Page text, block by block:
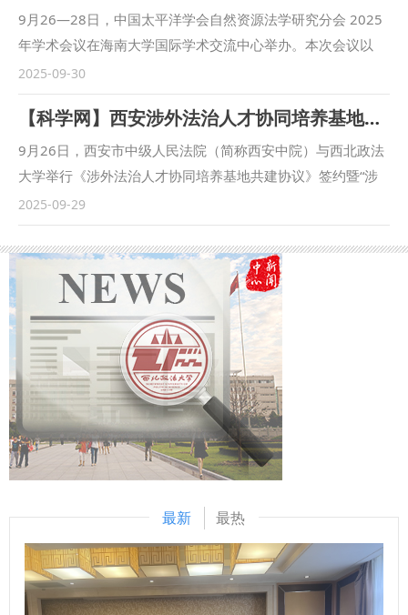
委员会专职委员张曼慧与西北政法大学副校长张荣刚签署《涉
外法治人才协同培养基地共建协议》（简称《协议》）。 西
安中院党组书记、院长赵雷首先致辞。他指出，西安作为“一
带一路”重要节点城市，成为内陆型对外开放的新前沿，涉外
司法审判工作面临新任务新要求。西安法院必须紧扣以审判工
作现代化支撑和服务中国式现代化的时代课题，立足全国大
局，树立世界眼光，打开国际视野，为推动“一带一路”国际商
培养事关司法审判的国际形象，事关国家法治软实力的构建，
是涉外司法审判的基础性工程，西安中院和西北政法大学再次
院校携手、深化合作，加大涉外领域高层次法治人才培养力
度，进一步拓宽涉外法治人才培养路径，为涉外司法审判事业
源源不断注入动能，努力搭建法学理论与司法实务深度融合的
调研平台，加强人才互动交流，在全国法院涉外审判人才的大
队伍中凸显西安法院的地位作用，在服务高水平对外开放的新
征程上奋力谱写涉外司法审判勇争一流、走在前列的新篇章。
西北政法大学党委副书记、校长范九利在致辞中表示，陕西作
为古丝绸之路起点和“一带一路”核心枢纽，在国家开放与法治
地，将以此次签约为新起点，依托高校的学术积淀和西安中院
的司法实践沃土，紧扣陕西开放型经济和“一带一路”建设需
求，优势互补，深度融合，积极推行“法官+学者”双导师制，
在创新培养模式、强化实践教学、加强师资共建、深化理论研
9月26—28日，中国太平洋学会自然资源法学研究分会 2025
年学术会议在海南大学国际学术交流中心举办。本次会议以
“中国式现代化背景下海洋资源开发利用和保护法治建设” 为主
题，汇聚全国多所高校、科研机构的专家学者，共同探讨海洋
资源法治领域的前沿问题与发展路径。我校国际法学院（国际
仲裁学院）潘俊武教授在会议期间当选第二届中国太平洋学会
自然资源法学研究分会的副会长，并受邀作主旨发言。同时，
国际法学院（国际仲裁学院）王阳博士和蒋围博士当选为研究
分会理事。 在主旨演讲环节，潘俊武教授作为特邀发言人，
围绕黄岩岛自然保护区配套规章制度构建的议题提出了有关立
法建议。研讨会共分三个议题，分别为“海洋资源开发利用的
法治保障”“海洋生态环境保护的理论与实践”和“全球海洋治理
与合作的法律问题”。此次潘俊武教授当选分会副会长并作主
旨发言，不仅是学界对其在海洋法学领域学术影响力的充分肯
定，也体现了我校在海洋法治研究领域的学科优势。下一步，
我校将以此次会议为契机，进一步加强与国内外同行的学术交
流与合作，为推动中国式现代化背景下海洋资源开发利用和保
护法治建设贡献更多智慧与力量。 （供稿：国际法学院（国
际仲裁学院） 撰稿：潘俊武 审核：李立）
2025-09-30
【科学网】西安涉外法治人才协同培养基地揭牌
9月26日，西安市中级人民法院（简称西安中院）与西北政法
大学举行《涉外法治人才协同培养基地共建协议》签约暨“涉
外法治人才协同培养基地”揭牌仪式。 “涉外法治人才协同培养
基地”揭牌。西安市中级人民法院供图 《协议》以“加强高校与
法院涉外法治人才双向交流与合作，实现资源共享，培养复合
型高素质涉外法治人才”为合作总则，通过共建协同培养基
地、开展理论与实践互补交流等合作方式，加强学校与法院之
间的良性互动，从人才培养、理论研究、学术交流、智库共享
等方面开展院校合作。举办“西安法院法官讲堂”和专家学术交
流，开展涉外法治人才订单式培养，搭建法学理论与司法实务
调研平台，开展联合调研和学术研究，共同总结法治实践经验
和典型司法判例，利用双方外事交流平台，讲好中国涉外法治
故事。 西北政法大学将积极推行“法官+学者”双导师制，在创
新培养模式、强化实践教学、加强师资共建、深化理论研究、
拓展国际合作五个方面重点推进，让协同培养基地成为集人才
培养、科学研究、社会服务、国际交流于一体的示范平台。
西安市中级人民法院将紧扣国家涉外法治建设需求，注重协同
配合，坚持审判一线实践锻炼，不断强化教育培训阵地作用，
通过加大学术调研工作力度，搭建交流互鉴成长平台，携手共
2025-09-29
最新 最热